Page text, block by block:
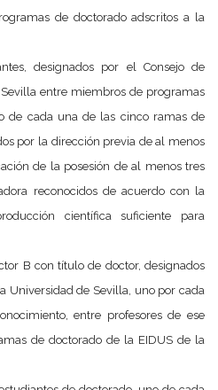
de doctorado adscritos a la
designados por el Consejo de
entre miembros de programas
de cada una de las cinco ramas de
por la dirección previa de al menos
de la posesión de al menos tres
reconocidos de acuerdo con la
científica suficiente para
B con título de doctor, designados
Universidad de Sevilla, uno por cada
entre profesores de ese
de doctorado de la EIDUS de la